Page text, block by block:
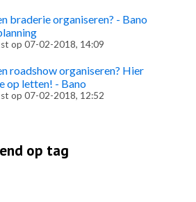
braderie organiseren? - Bano
op 07-02-2018, 14:09
roadshow organiseren? Hier
op letten! - Bano
op 07-02-2018, 12:52
op tag